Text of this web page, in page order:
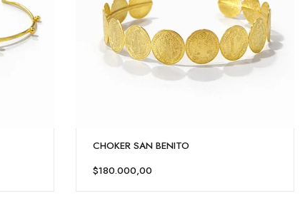
CHOKER SAN BENITO
$180.000,00